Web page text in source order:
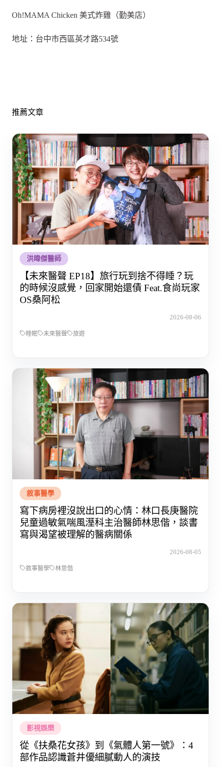
Oh!MAMA Chicken 美式炸雞（勤美店）
地址：台中市西區英才路534號
推薦文章
洪暐傑醫師
【未來醫聲 EP18】旅行玩到捨不得睡？玩
的時候沒感覺，回家開始還債 Feat.食尚玩家
OS桑阿松
2026-08-06
睡眠 未來醫聲 旅遊
敘事醫學
寫下病房裡沒說出口的心情：林口長庚醫院
兒童過敏氣喘風溼科主治醫師林思偕，談書
寫與渴望被理解的醫病關係
2026-08-05
敘事醫學 林思偕
影視娛樂
從《扶桑花女孩》到《氣體人第一號》：4
部作品認識蒼井優細膩動人的演技